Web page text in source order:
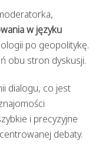
w języku
po geopolitykę.
obu stron dyskusji.
dialogu, co jest
i precyzyjne
debaty.